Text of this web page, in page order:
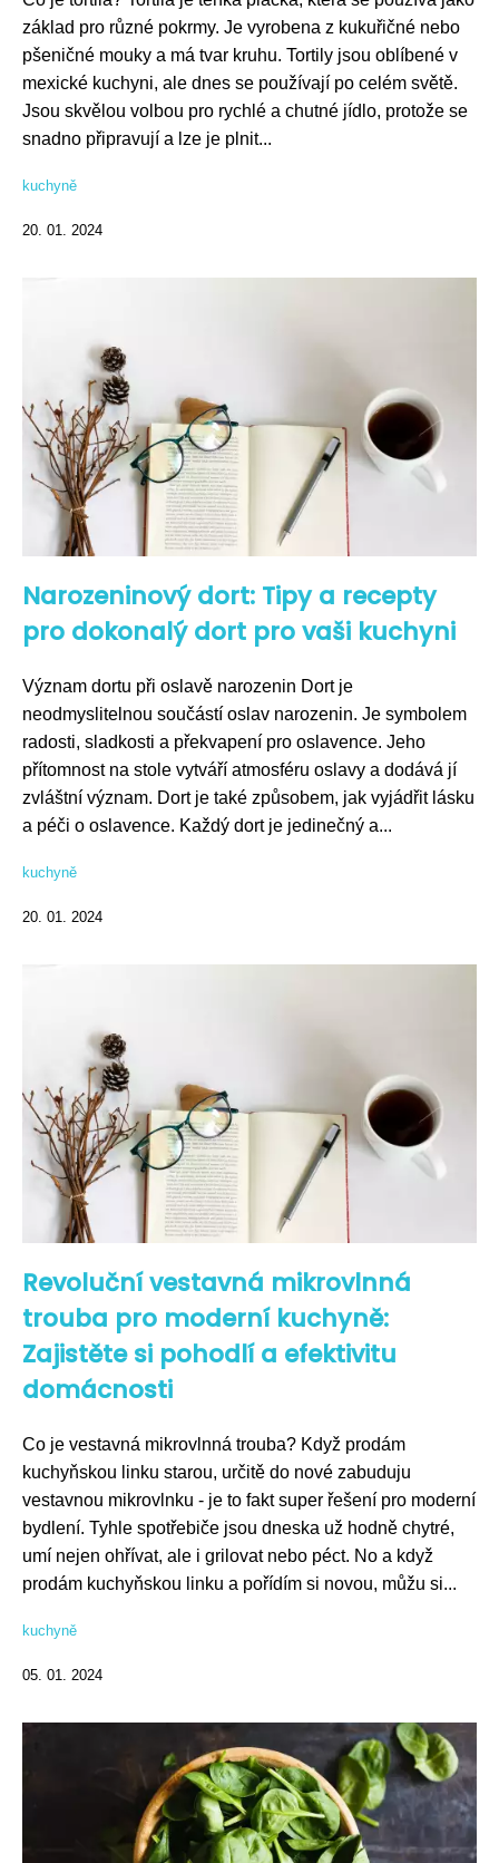
základ pro různé pokrmy. Je vyrobena z kukuřičné nebo
pšeničné mouky a má tvar kruhu. Tortily jsou oblíbené v
mexické kuchyni, ale dnes se používají po celém světě.
Jsou skvělou volbou pro rychlé a chutné jídlo, protože se
snadno připravují a lze je plnit...
kuchyně
20. 01. 2024
Narozeninový dort: Tipy a recepty
pro dokonalý dort pro vaši kuchyni
Význam dortu při oslavě narozenin Dort je
neodmyslitelnou součástí oslav narozenin. Je symbolem
radosti, sladkosti a překvapení pro oslavence. Jeho
přítomnost na stole vytváří atmosféru oslavy a dodává jí
zvláštní význam. Dort je také způsobem, jak vyjádřit lásku
a péči o oslavence. Každý dort je jedinečný a...
kuchyně
20. 01. 2024
Revoluční vestavná mikrovlnná
trouba pro moderní kuchyně:
Zajistěte si pohodlí a efektivitu
domácnosti
Co je vestavná mikrovlnná trouba? Když prodám
kuchyňskou linku starou, určitě do nové zabuduju
vestavnou mikrovlnku - je to fakt super řešení pro moderní
bydlení. Tyhle spotřebiče jsou dneska už hodně chytré,
umí nejen ohřívat, ale i grilovat nebo péct. No a když
prodám kuchyňskou linku a pořídím si novou, můžu si...
kuchyně
05. 01. 2024